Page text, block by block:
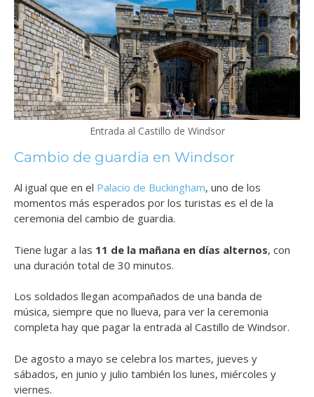
Entrada al Castillo de Windsor
Cambio de guardia en Windsor
Al igual que en el Palacio de Buckingham, uno de los
momentos más esperados por los turistas es el de la
ceremonia del cambio de guardia.
Tiene lugar a las 11 de la mañana en días alternos, con
una duración total de 30 minutos.
Los soldados llegan acompañados de una banda de
música, siempre que no llueva, para ver la ceremonia
completa hay que pagar la entrada al Castillo de Windsor.
De agosto a mayo se celebra los martes, jueves y
sábados, en junio y julio también los lunes, miércoles y
viernes.